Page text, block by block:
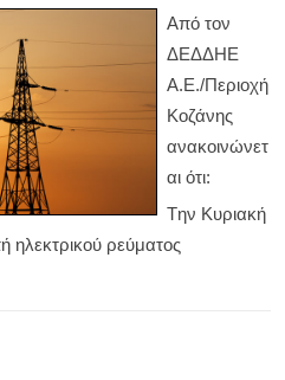
Από τον
ΔΕΔΔΗΕ
Α.Ε./Περιοχή
Κοζάνης
ανακοινώνετ
αι ότι:
Tην Κυριακή
ηλεκτρικού ρεύματος